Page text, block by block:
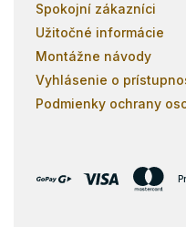
Spokojní zákazníci
Užitočné informácie
Montážne návody
Vyhlásenie o
Podmienky ochrany